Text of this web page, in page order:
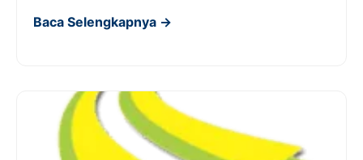
Baca Selengkapnya →